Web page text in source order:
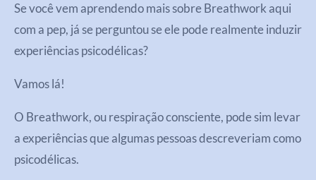
Se você vem aprendendo mais sobre Breathwork aqui
com a pep, já se perguntou se ele pode realmente induzir
experiências psicodélicas?
Vamos lá!
O Breathwork, ou respiração consciente, pode sim levar
a experiências que algumas pessoas descreveriam como
psicodélicas.